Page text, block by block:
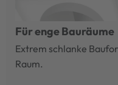
Für enge Bauräume
Extrem schlanke
Raum.